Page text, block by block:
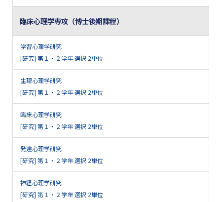
臨床心理学専攻（博士後期課程）
学習心理学研究
[研究] 第１・２学年 選択 2単位
生理心理学研究
[研究] 第１・２学年 選択 2単位
臨床心理学研究
[研究] 第１・２学年 選択 2単位
発達心理学研究
[研究] 第１・２学年 選択 2単位
神経心理学研究
[研究] 第１・２学年 選択 2単位